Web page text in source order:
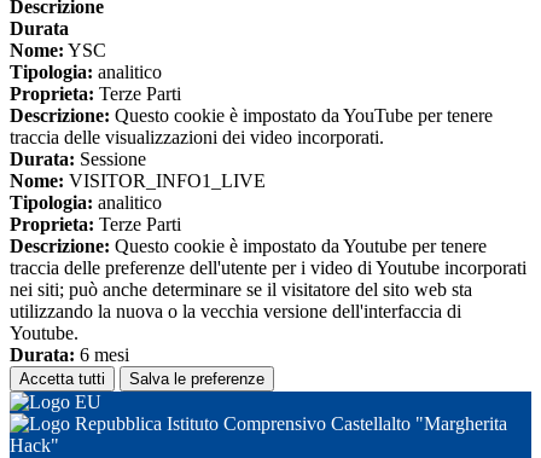
Descrizione
Durata
Nome: YSC
Tipologia: analitico
Proprieta: Terze Parti
Descrizione: Questo cookie è impostato da YouTube per tenere
traccia delle visualizzazioni dei video incorporati.
Durata: Sessione
Nome: VISITOR_INFO1_LIVE
Tipologia: analitico
Proprieta: Terze Parti
Descrizione: Questo cookie è impostato da Youtube per tenere
traccia delle preferenze dell'utente per i video di Youtube incorporati
nei siti; può anche determinare se il visitatore del sito web sta
utilizzando la nuova o la vecchia versione dell'interfaccia di
Youtube.
Durata: 6 mesi
Accetta tutti Salva le preferenze
Istituto Comprensivo Castellalto "Margherita
Hack"